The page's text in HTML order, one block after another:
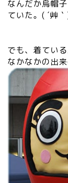
なんだか烏帽
ていた。( ´艸
でも、着てい
なかなかの出